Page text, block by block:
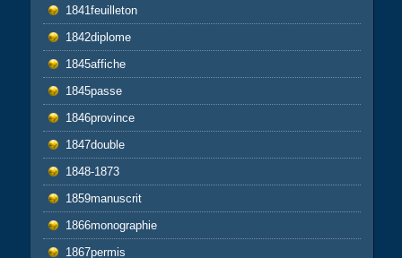
1841feuilleton
1842diplome
1845affiche
1845passe
1846province
1847double
1848-1873
1859manuscrit
1866monographie
1867permis